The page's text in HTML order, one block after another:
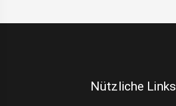
Nützliche Links